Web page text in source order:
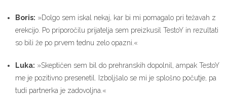
Boris: »Dolgo sem iskal nekaj, kar bi mi pomagalo pri težavah z
erekcijo. Po priporočilu prijatelja sem preizkusil TestoY in rezultati
so bili že po prvem tednu zelo opazni.«
Luka: »Skeptičen sem bil do prehranskih dopolnil, ampak TestoY
me je pozitivno presenetil. Izboljšalo se mi je splošno počutje, pa
tudi partnerka je zadovoljna.«